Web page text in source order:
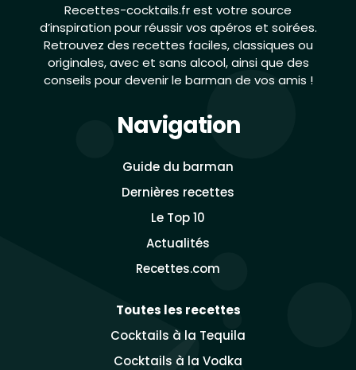
Recettes-cocktails.fr est votre source
d’inspiration pour réussir vos apéros et soirées.
Retrouvez des recettes faciles, classiques ou
originales, avec et sans alcool, ainsi que des
conseils pour devenir le barman de vos amis !
Navigation
Guide du barman
Dernières recettes
Le Top 10
Actualités
Recettes.com
Toutes les recettes
Cocktails à la Tequila
Cocktails à la Vodka